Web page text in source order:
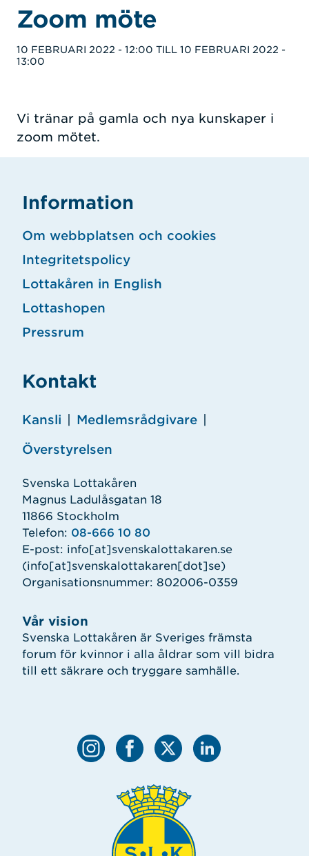
Zoom möte
10 FEBRUARI 2022 - 12:00 TILL 10 FEBRUARI 2022 -
13:00
Vi tränar på gamla och nya kunskaper i
zoom mötet.
Vår vision
Svenska Lottakåren är Sveriges främsta
forum för kvinnor i alla åldrar som vill bidra
till ett säkrare och tryggare samhälle.
Information
Om webbplatsen och cookies
Integritetspolicy
Lottakåren in English
Lottashopen
Pressrum
Kontakt
Kansli Medlemsrådgivare
Överstyrelsen
Svenska Lottakåren
Magnus Ladulåsgatan 18
11866 Stockholm
Telefon: 08-666 10 80
E-post: info[at]svenskalottakaren.se
(info[at]svenskalottakaren[dot]se)
Organisationsnummer: 802006-0359